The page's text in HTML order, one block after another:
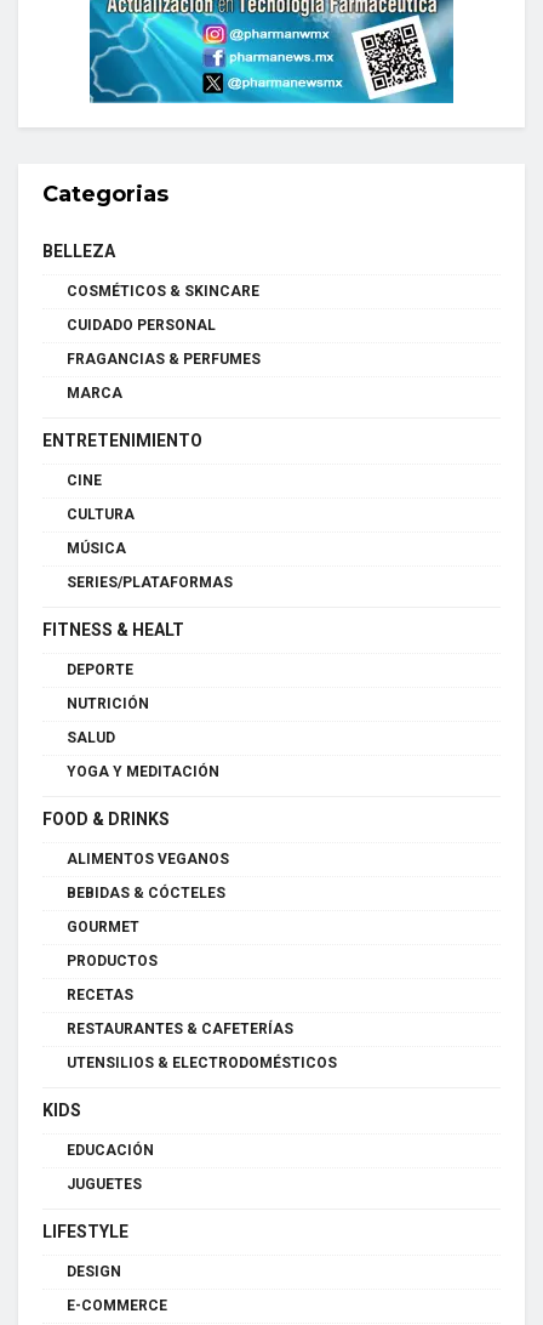
Categorias
BELLEZA
COSMÉTICOS & SKINCARE
CUIDADO PERSONAL
FRAGANCIAS & PERFUMES
MARCA
ENTRETENIMIENTO
CINE
CULTURA
MÚSICA
SERIES/PLATAFORMAS
FITNESS & HEALT
DEPORTE
NUTRICIÓN
SALUD
YOGA Y MEDITACIÓN
FOOD & DRINKS
ALIMENTOS VEGANOS
BEBIDAS & CÓCTELES
GOURMET
PRODUCTOS
RECETAS
RESTAURANTES & CAFETERÍAS
UTENSILIOS & ELECTRODOMÉSTICOS
KIDS
EDUCACIÓN
JUGUETES
LIFESTYLE
DESIGN
E-COMMERCE